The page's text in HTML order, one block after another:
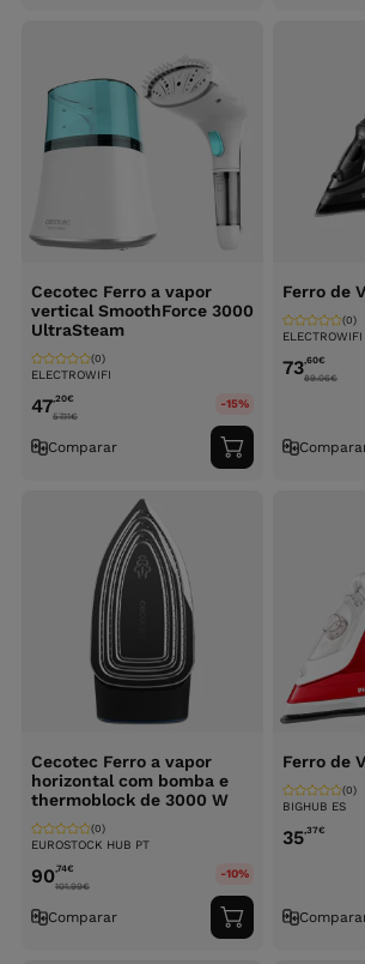
Cecotec Ferro a vapor
vertical SmoothForce 3000
UltraSteam
ELECTROWIFI
(0)
47,20€
57.11€
-15%
Comparar
Adicionar
ao
Ferro de
ELECTROWIFI
(0)
73,60€
89.06€
Cecotec Ferro a vapor
horizontal com bomba e
thermoblock de 3000 W
EUROSTOCK HUB PT
(0)
90,74€
101.99€
-10%
Comparar
Adicionar
ao
Ferro de
BIGHUB ES
(0)
35,37€